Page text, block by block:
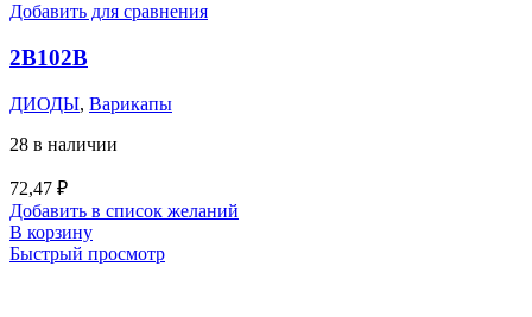
Добавить для сравнения
2В102В
ДИОДЫ, Варикапы
28 в наличии
72,47 ₽
Добавить в список желаний
В корзину
Быстрый просмотр